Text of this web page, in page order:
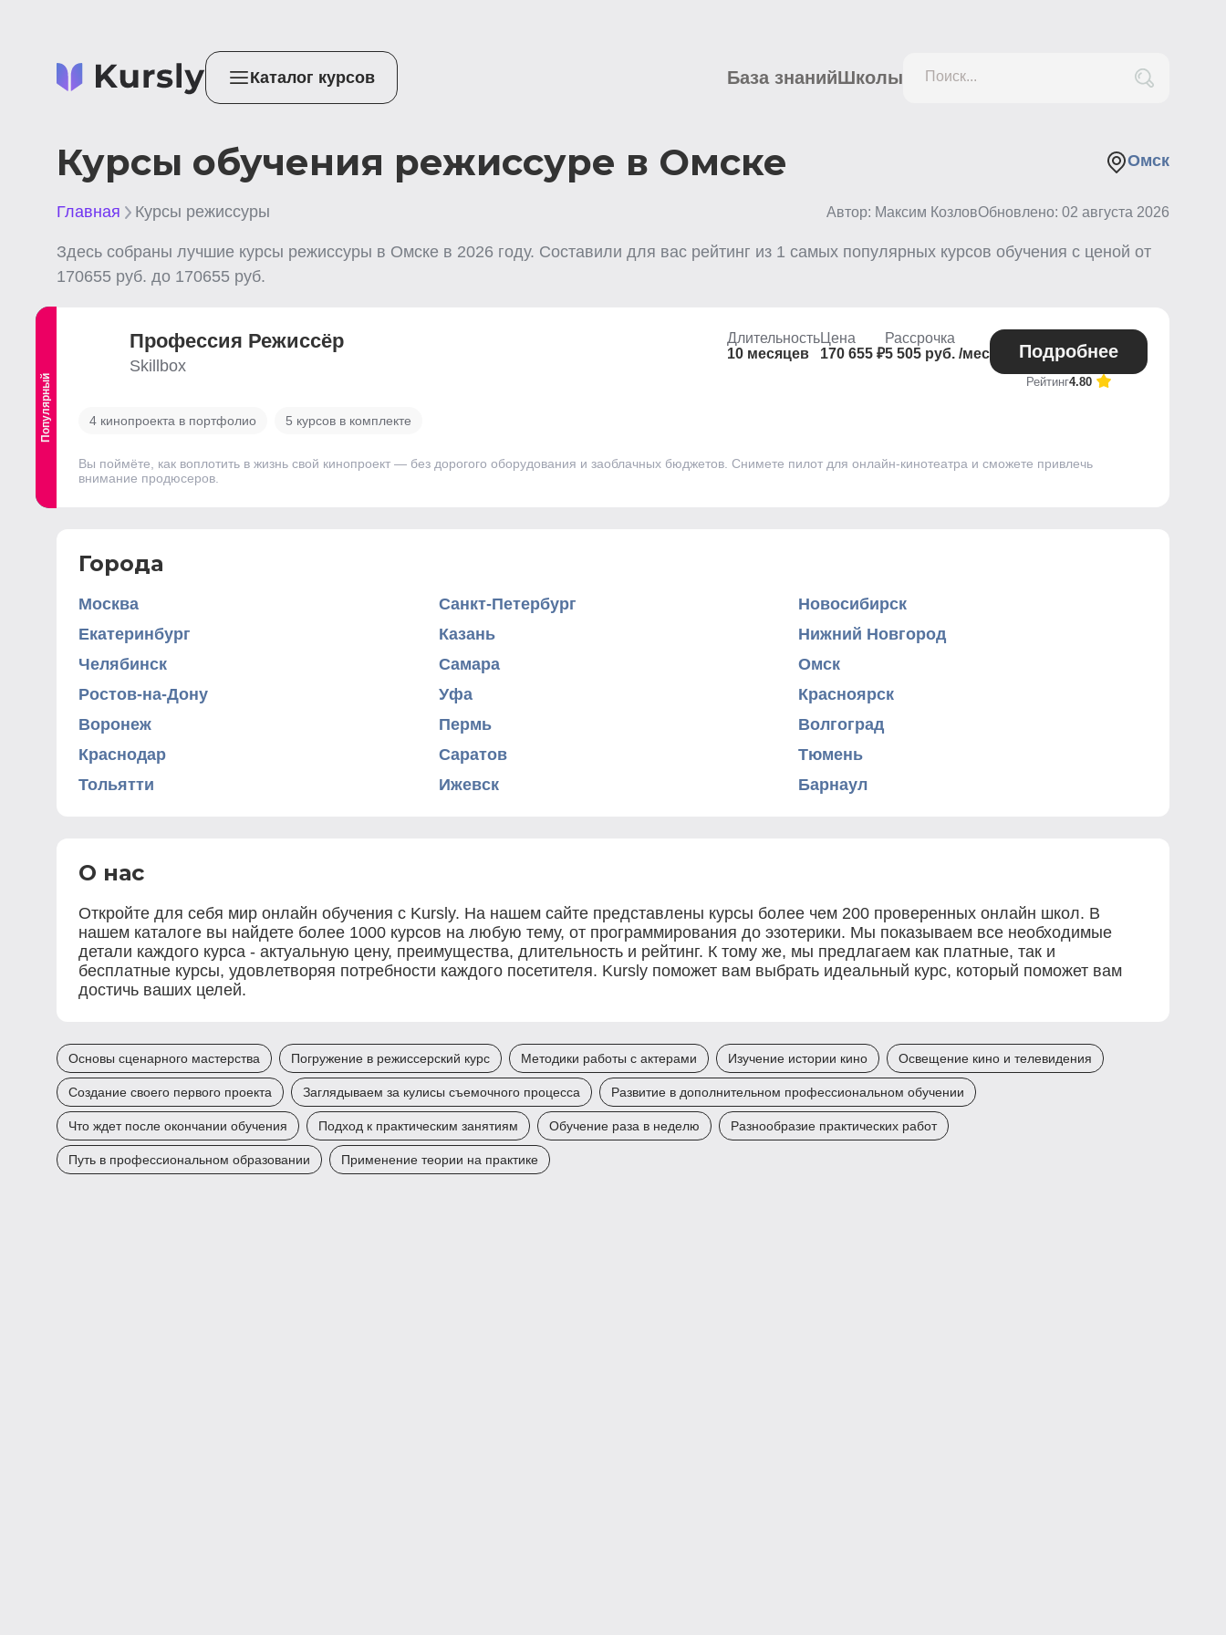
Каталог курсов База знанийШколы Поиск...
Курсы обучения режиссуре в Омске Омск
Главная Курсы режиссуры Автор: Максим КозловОбновлено: 02 августа 2026
Здесь собраны лучшие курсы режиссуры в Омске в 2026 году. Составили для вас рейтинг из 1 самых популярных курсов обучения с ценой от
170655 руб. до 170655 руб.
Выгодный
Популярный
Профессия Режиссёр
Skillbox
Длительность
10 месяцев
Цена
170 655 ₽
Рассрочка
5 505 руб. /мес
Подробнее
Рейтинг4.80
4 кинопроекта в портфолио 5 курсов в комплекте
Вы поймёте, как воплотить в жизнь свой кинопроект — без дорогого оборудования и заоблачных бюджетов. Снимете пилот для онлайн-кинотеатра и сможете привлечь
внимание продюсеров.
Города
Москва Санкт-Петербург
Новосибирск
Екатеринбург
Казань
Нижний Новгород
Челябинск
Самара
Омск
Ростов-на-Дону
Уфа
Красноярск
Воронеж
Пермь
Волгоград
Краснодар
Саратов
Тюмень
Тольятти
Ижевск Барнаул
О нас
Откройте для себя мир онлайн обучения с Kursly. На нашем сайте представлены курсы более чем 200 проверенных онлайн школ. В
нашем каталоге вы найдете более 1000 курсов на любую тему, от программирования до эзотерики. Мы показываем все необходимые
детали каждого курса - актуальную цену, преимущества, длительность и рейтинг. К тому же, мы предлагаем как платные, так и
бесплатные курсы, удовлетворяя потребности каждого посетителя. Kursly поможет вам выбрать идеальный курс, который поможет вам
достичь ваших целей.
Основы сценарного мастерства Погружение в режиссерский курс Методики работы с актерами Изучение истории кино Освещение кино и телевидения
Создание своего первого проекта Заглядываем за кулисы съемочного процесса Развитие в дополнительном профессиональном обучении
Что ждет после окончании обучения Подход к практическим занятиям Обучение раза в неделю Разнообразие практических работ
Путь в профессиональном образовании Применение теории на практике